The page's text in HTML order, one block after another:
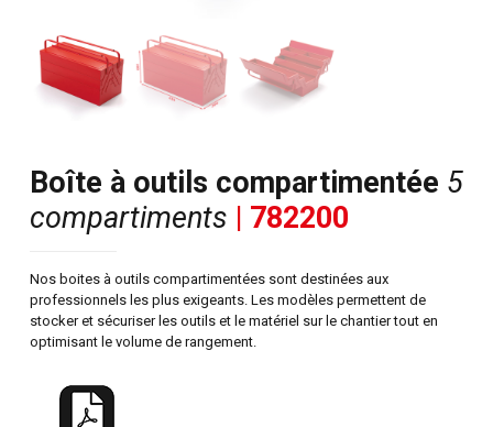
Boîte à outils compartimentée 5
compartiments | 782200
Nos boites à outils compartimentées sont destinées aux
professionnels les plus exigeants. Les modèles permettent de
stocker et sécuriser les outils et le matériel sur le chantier tout en
optimisant le volume de rangement.